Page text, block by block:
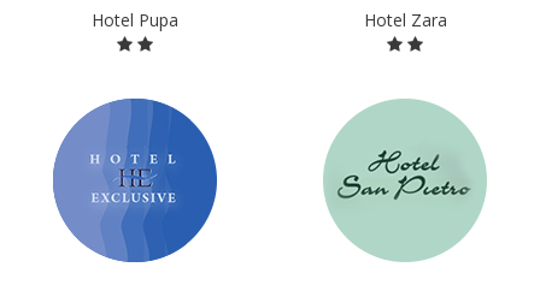
Hotel Pupa Hotel Zara